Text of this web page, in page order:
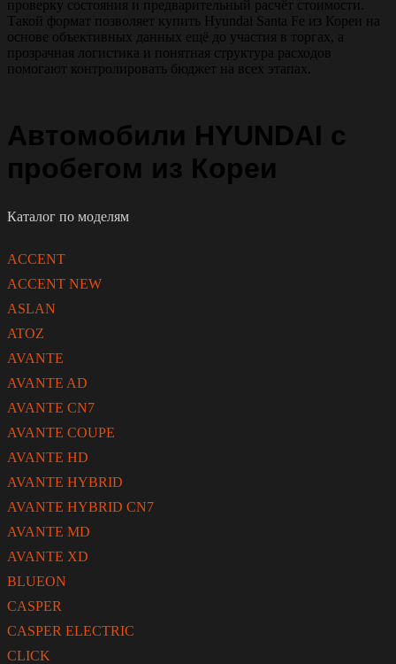
проверку состояния и предварительный расчёт стоимости.
Такой формат позволяет купить Hyundai Santa Fe из Кореи на
основе объективных данных ещё до участия в торгах, а
прозрачная логистика и понятная структура расходов
помогают контролировать бюджет на всех этапах.
Автомобили HYUNDAI с
пробегом из Кореи
Каталог по моделям
ACCENT
ACCENT NEW
ASLAN
ATOZ
AVANTE
AVANTE AD
AVANTE CN7
AVANTE COUPE
AVANTE HD
AVANTE HYBRID
AVANTE HYBRID CN7
AVANTE MD
AVANTE XD
BLUEON
CASPER
CASPER ELECTRIC
CLICK